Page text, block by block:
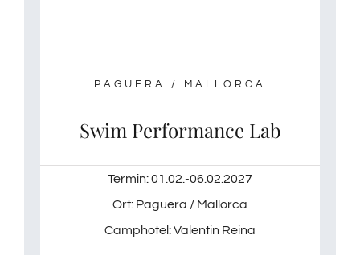
PAGUERA / MALLORCA
Swim Performance Lab
Termin: 01.02.-06.02.2027
Ort: Paguera / Mallorca
Camphotel: Valentin Reina